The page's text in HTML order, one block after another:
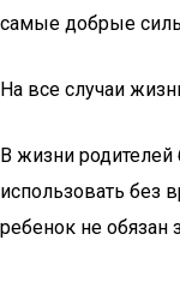
самые добрые
На все случаи
В жизни
использовать без
ребенок не обязан